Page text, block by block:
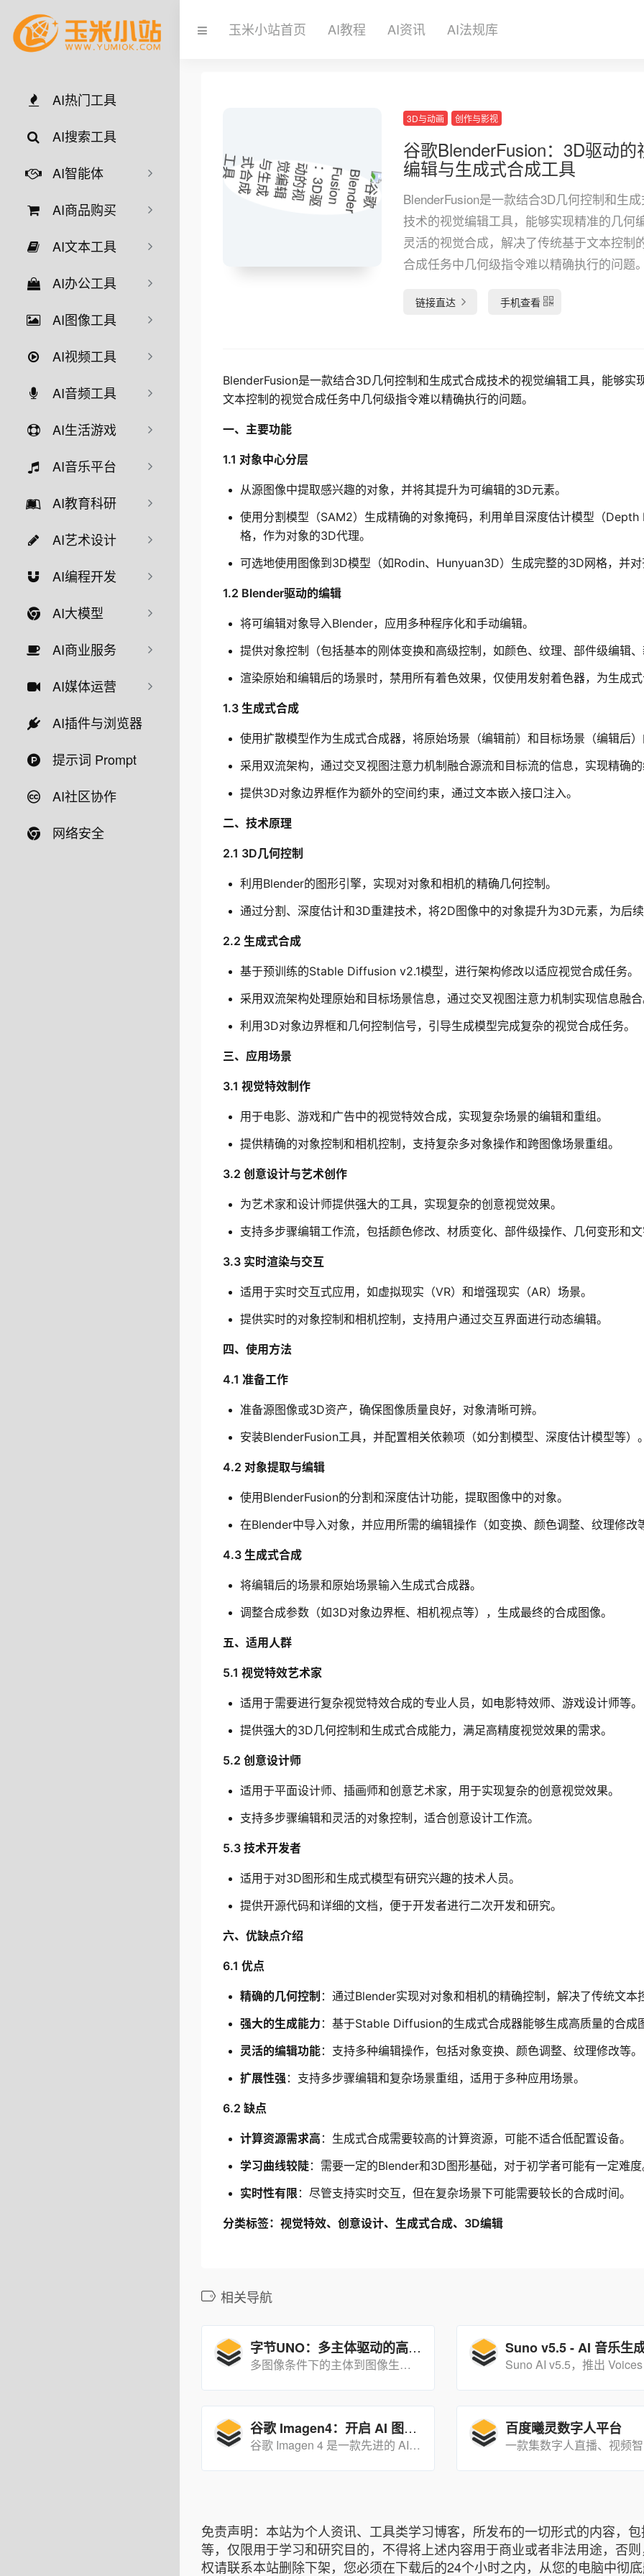
AI热门工具
AI搜索工具
AI智能体
AI商品购买
AI文本工具
AI办公工具
AI图像工具
AI视频工具
AI音频工具
AI生活游戏
AI音乐平台
AI教育科研
AI艺术设计
AI编程开发
AI大模型
AI商业服务
AI媒体运营
AI插件与浏览器
提示词 Prompt
AI社区协作
网络安全
玉米小站首页 AI教程 AI资讯 AI法规库
3D与动画 创作与影视
谷歌BlenderFusion：3D驱动的
编辑与生成式合成工具
BlenderFusion是一款结合3D几何控制和生
技术的视觉编辑工具，能够实现精准的几何
灵活的视觉合成，解决了传统基于文本控制
合成任务中几何级指令难以精确执行的问题。
链接直达 手机查看
BlenderFusion是一款结合3D几何控制和生成式合成技术的视觉编辑工具，能够
文本控制的视觉合成任务中几何级指令难以精确执行的问题。
一、主要功能
1.1 对象中心分层
从源图像中提取感兴趣的对象，并将其提升为可编辑的3D元素。
使用分割模型（SAM2）生成精确的对象掩码，利用单目深度估计模型（
格，作为对象的3D代理。
可选地使用图像到3D模型（如Rodin、Hunyuan3D）生成完整的3D网格，并对
1.2 Blender驱动的编辑
将可编辑对象导入Blender，应用多种程序化和手动编辑。
提供对象控制（包括基本的刚体变换和高级控制，如颜色、纹理、部件级编辑
渲染原始和编辑后的场景时，禁用所有着色效果，仅使用发射着色器，为生成
1.3 生成式合成
使用扩散模型作为生成式合成器，将原始场景（编辑前）和目标场景（编辑后）
采用双流架构，通过交叉视图注意力机制融合源流和目标流的信息，实现精确的
提供3D对象边界框作为额外的空间约束，通过文本嵌入接口注入。
二、技术原理
2.1 3D几何控制
利用Blender的图形引擎，实现对对象和相机的精确几何控制。
通过分割、深度估计和3D重建技术，将2D图像中的对象提升为3D元素，为后续
2.2 生成式合成
基于预训练的Stable Diffusion v2.1模型，进行架构修改以适应视觉合成任务。
采用双流架构处理原始和目标场景信息，通过交叉视图注意力机制实现信息融合
利用3D对象边界框和几何控制信号，引导生成模型完成复杂的视觉合成任务。
三、应用场景
3.1 视觉特效制作
用于电影、游戏和广告中的视觉特效合成，实现复杂场景的编辑和重组。
提供精确的对象控制和相机控制，支持复杂多对象操作和跨图像场景重组。
3.2 创意设计与艺术创作
为艺术家和设计师提供强大的工具，实现复杂的创意视觉效果。
支持多步骤编辑工作流，包括颜色修改、材质变化、部件级操作、几何变形和文
3.3 实时渲染与交互
适用于实时交互式应用，如虚拟现实（VR）和增强现实（AR）场景。
提供实时的对象控制和相机控制，支持用户通过交互界面进行动态编辑。
四、使用方法
4.1 准备工作
准备源图像或3D资产，确保图像质量良好，对象清晰可辨。
安装BlenderFusion工具，并配置相关依赖项（如分割模型、深度估计模型等）。
4.2 对象提取与编辑
使用BlenderFusion的分割和深度估计功能，提取图像中的对象。
在Blender中导入对象，并应用所需的编辑操作（如变换、颜色调整、纹理修改
4.3 生成式合成
将编辑后的场景和原始场景输入生成式合成器。
调整合成参数（如3D对象边界框、相机视点等），生成最终的合成图像。
五、适用人群
5.1 视觉特效艺术家
适用于需要进行复杂视觉特效合成的专业人员，如电影特效师、游戏设计师等。
提供强大的3D几何控制和生成式合成能力，满足高精度视觉效果的需求。
5.2 创意设计师
适用于平面设计师、插画师和创意艺术家，用于实现复杂的创意视觉效果。
支持多步骤编辑和灵活的对象控制，适合创意设计工作流。
5.3 技术开发者
适用于对3D图形和生成式模型有研究兴趣的技术人员。
提供开源代码和详细的文档，便于开发者进行二次开发和研究。
六、优缺点介绍
6.1 优点
精确的几何控制 ：通过Blender实现对对象和相机的精确控制，解决了传统文本
强大的生成能力 ：基于Stable Diffusion的生成式合成器能够生成高质量的合成
灵活的编辑功能：支持多种编辑操作，包括对象变换、颜色调整、纹理修改等。
扩展性强 ：支持多步骤编辑和复杂场景重组，适用于多种应用场景。
6.2 缺点
计算资源需求高 ：生成式合成需要较高的计算资源，可能不适合低配置设备。
学习曲线较陡：需要一定的Blender和3D图形基础，对于初学者可能有一定难度
实时性有限 ：尽管支持实时交互，但在复杂场景下可能需要较长的合成时间。
分类标签：视觉特效、创意设计、生成式合成、3D编辑
相关导航
字节UNO：多主体驱动的高一致性生成模型
多图像条件下的主体到图像生成模型，通过渐进式跨模态对齐和通用旋转位置嵌入，实现了高一致性和可控性的多主体生成。
Suno v5.5 - AI 音乐生
谷歌 Imagen4：开启 AI 图像生成新时代
谷歌 Imagen 4 是一款先进的 AI 图像生成模型，能够基于文本描述快速生成高质量、高分辨率的图像。
百度曦灵数字人平台
免责声明：本站为个人资讯、工具类学习博客，所发布的一切形式的内容，
等，仅限用于学习和研究目的，不得将上述内容用于商业或者非法用途，否
权请联系本站删除下架，您必须在下载后的24个小时之内，从您的电脑中彻